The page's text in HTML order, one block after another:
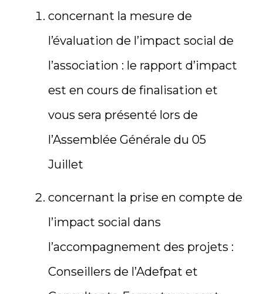
concernant la mesure de
l’évaluation de l’impact social de
l’association : le rapport d’impact
est en cours de finalisation et
vous sera présenté lors de
l’Assemblée Générale du 05
Juillet
concernant la prise en compte de
l’impact social dans
l’accompagnement des projets :
Conseillers de l’Adefpat et